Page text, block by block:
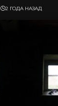
2 ГОДА НАЗАД